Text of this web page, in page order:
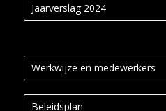
Jaarverslag 2024
Werkwijze en medewerkers
Beleidsplan